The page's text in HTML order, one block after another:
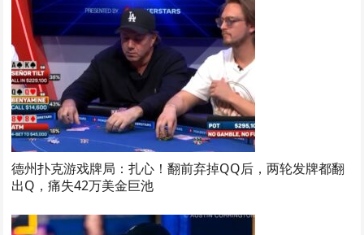
德州扑克游戏牌局：扎心！翻前弃掉QQ后，两轮发牌都翻
出Q，痛失42万美金巨池